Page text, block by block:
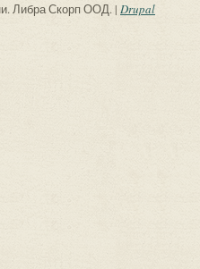
Либра Скорп ООД. | Drupal